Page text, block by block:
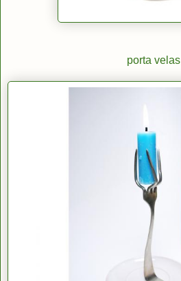
porta velas